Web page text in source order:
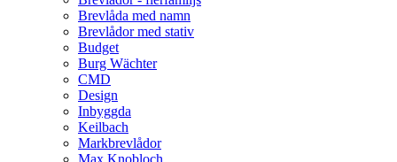
Brevlåda med namn
Brevlådor med stativ
Budget
Burg Wächter
CMD
Design
Inbyggda
Keilbach
Markbrevlådor
Max Knobloch